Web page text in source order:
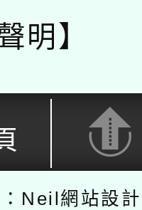
明】
Neil網站設